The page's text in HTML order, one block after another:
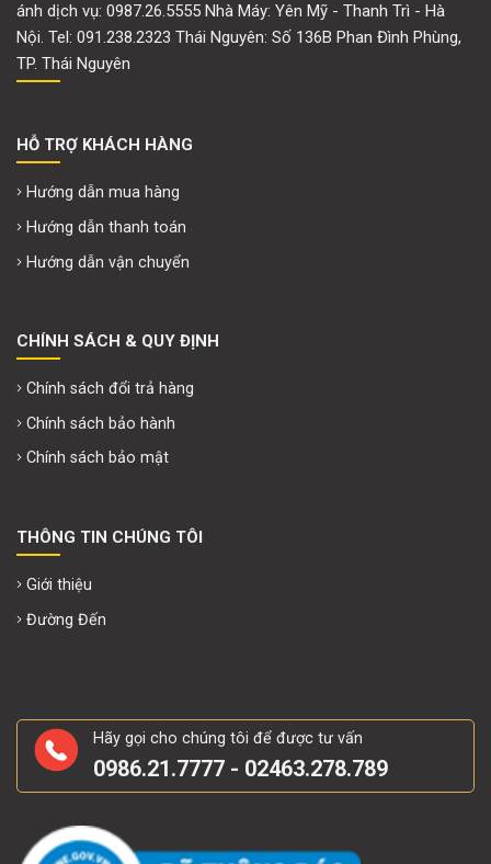
ánh dịch vụ: 0987.26.5555 Nhà Máy: Yên Mỹ - Thanh Trì - Hà
Nội. Tel: 091.238.2323 Thái Nguyên: Số 136B Phan Đình Phùng,
TP. Thái Nguyên
HỖ TRỢ KHÁCH HÀNG
Hướng dẫn mua hàng
Hướng dẫn thanh toán
Hướng dẫn vận chuyển
CHÍNH SÁCH & QUY ĐỊNH
Chính sách đổi trả hàng
Chính sách bảo hành
Chính sách bảo mật
THÔNG TIN CHÚNG TÔI
Giới thiệu
Đường Đến
Hãy gọi cho chúng tôi để được tư vấn
0986.21.7777 - 02463.278.789